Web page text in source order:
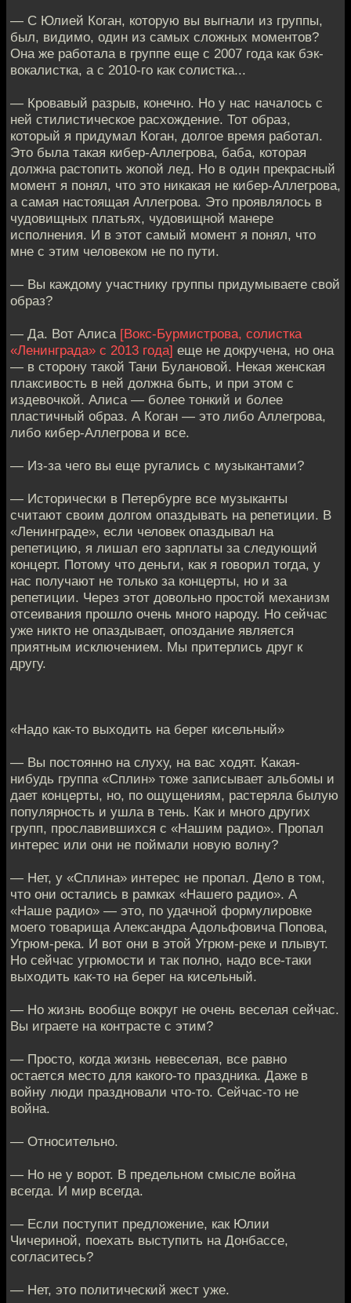
— С Юлией Коган, которую вы выгнали из группы,
был, видимо, один из самых сложных моментов?
Она же работала в группе еще с 2007 года как бэк-
вокалистка, а с 2010-го как солистка...
— Кровавый разрыв, конечно. Но у нас началось с
ней стилистическое расхождение. Тот образ,
который я придумал Коган, долгое время работал.
Это была такая кибер-Аллегрова, баба, которая
должна растопить жопой лед. Но в один прекрасный
момент я понял, что это никакая не кибер-Аллегрова,
а самая настоящая Аллегрова. Это проявлялось в
чудовищных платьях, чудовищной манере
исполнения. И в этот самый момент я понял, что
мне с этим человеком не по пути.
— Вы каждому участнику группы придумываете свой
образ?
— Да. Вот Алиса [Вокс-Бурмистрова, солистка
«Ленинграда» с 2013 года] еще не докручена, но она
— в сторону такой Тани Булановой. Некая женская
плаксивость в ней должна быть, и при этом с
издевочкой. Алиса — более тонкий и более
пластичный образ. А Коган — это либо Аллегрова,
либо кибер-Аллегрова и все.
— Из-за чего вы еще ругались с музыкантами?
— Исторически в Петербурге все музыканты
считают своим долгом опаздывать на репетиции. В
«Ленинграде», если человек опаздывал на
репетицию, я лишал его зарплаты за следующий
концерт. Потому что деньги, как я говорил тогда, у
нас получают не только за концерты, но и за
репетиции. Через этот довольно простой механизм
отсеивания прошло очень много народу. Но сейчас
уже никто не опаздывает, опоздание является
приятным исключением. Мы притерлись друг к
другу.
«Надо как-то выходить на берег кисельный»
— Вы постоянно на слуху, на вас ходят. Какая-
нибудь группа «Сплин» тоже записывает альбомы и
дает концерты, но, по ощущениям, растеряла былую
популярность и ушла в тень. Как и много других
групп, прославившихся с «Нашим радио». Пропал
интерес или они не поймали новую волну?
— Нет, у «Сплина» интерес не пропал. Дело в том,
что они остались в рамках «Нашего радио». А
«Наше радио» — это, по удачной формулировке
моего товарища Александра Адольфовича Попова,
Угрюм-река. И вот они в этой Угрюм-реке и плывут.
Но сейчас угрюмости и так полно, надо все-таки
выходить как-то на берег на кисельный.
— Но жизнь вообще вокруг не очень веселая сейчас.
Вы играете на контрасте с этим?
— Просто, когда жизнь невеселая, все равно
остается место для какого-то праздника. Даже в
войну люди праздновали что-то. Сейчас-то не
война.
— Относительно.
— Но не у ворот. В предельном смысле война
всегда. И мир всегда.
— Если поступит предложение, как Юлии
Чичериной, поехать выступить на Донбассе,
согласитесь?
— Нет, это политический жест уже.